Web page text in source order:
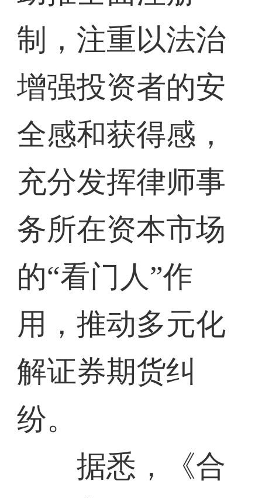
制，注重以法治
增强投资者的安
全感和获得感，
充分发挥律师事
务所在资本市场
的“看门人”作
用，推动多元化
解证券期货纠
纷。
据悉，《合